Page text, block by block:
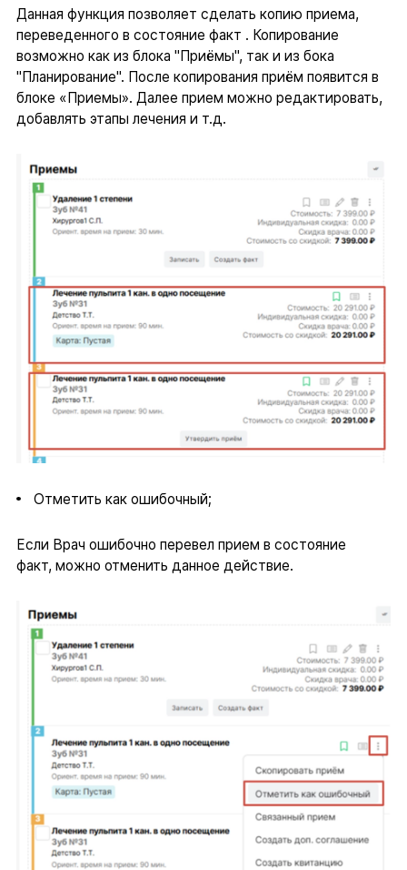
Данная функция позволяет сделать копию приема,
переведенного в состояние факт . Копирование
возможно как из блока "Приёмы", так и из бока
"Планирование". После копирования приём появится в
блоке «Приемы». Далее прием можно редактировать,
добавлять этапы лечения и т.д.
Отметить как ошибочный;
Если Врач ошибочно перевел прием в состояние
факт, можно отменить данное действие.